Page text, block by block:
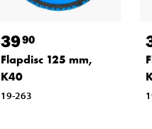
3990
Flapdisc 125 mm,
K40
19-263